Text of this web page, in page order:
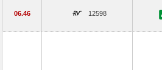
06.46 12598